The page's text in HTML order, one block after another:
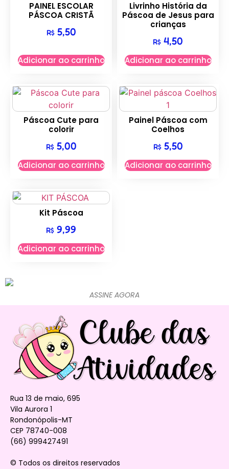
PAINEL ESCOLAR
PÁSCOA CRISTÃ
R$5,50
Adicionar ao carrinho
Livrinho História da
Páscoa de Jesus para
crianças
R$ 4,50
Adicionar ao carrinho
Páscoa Cute para
colorir
R$5,00
Adicionar ao carrinho
Painel Páscoa com
Coelhos
R$5,50
Adicionar ao carrinho
Kit Páscoa
R$ 9,99
Adicionar ao carrinho
ASSINE AGORA
Rua 13 de maio, 695
Vila Aurora 1
Rondonópolis-MT
CEP 78740-008
(66) 999427491
© Todos os direitos reservados